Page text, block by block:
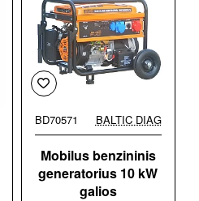
-30%
BD70571 BALTIC DIAG
Mobilus benzininis
generatorius 10 kW
galios